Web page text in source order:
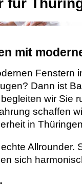
für
mit
Fenstern
Dann ist
wir Sie
schaffen
in
sich